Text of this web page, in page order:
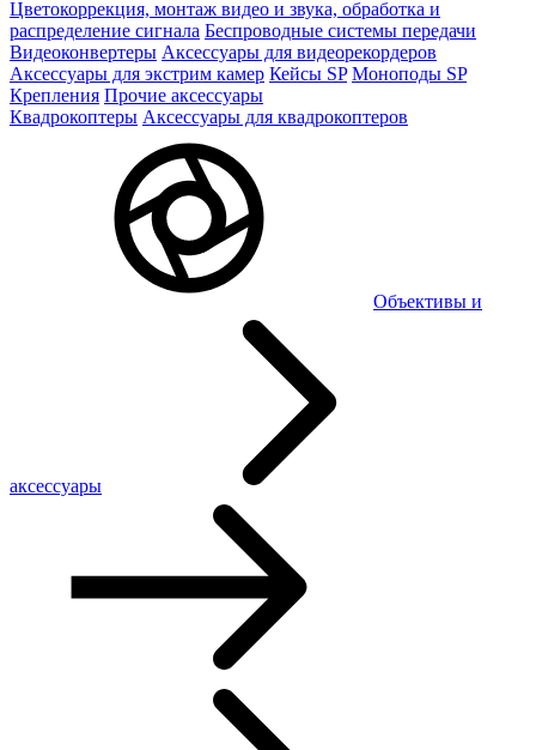
Цветокоррекция, монтаж видео и звука, обработка и
распределение сигнала Беспроводные системы передачи
Видеоконвертеры Аксессуары для видеорекордеров
Аксессуары для экстрим камер Кейсы SP Моноподы SP
Крепления Прочие аксессуары
Квадрокоптеры Аксессуары для квадрокоптеров
Объективы и
аксессуары